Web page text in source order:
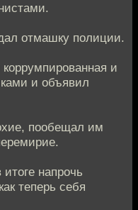
отмашку полиции.
и
и объявил
пообещал им
напрочь
теперь себя